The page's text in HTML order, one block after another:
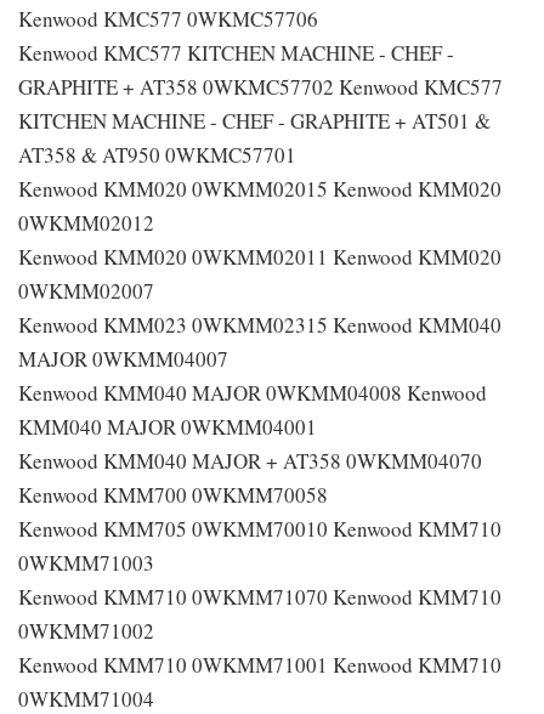
Kenwood KMC577 0WKMC57706
Kenwood KMC577 KITCHEN MACHINE - CHEF -
GRAPHITE + AT358 0WKMC57702 Kenwood KMC577
KITCHEN MACHINE - CHEF - GRAPHITE + AT501 &
AT358 & AT950 0WKMC57701
Kenwood KMM020 0WKMM02015 Kenwood KMM020
0WKMM02012
Kenwood KMM020 0WKMM02011 Kenwood KMM020
0WKMM02007
Kenwood KMM023 0WKMM02315 Kenwood KMM040
MAJOR 0WKMM04007
Kenwood KMM040 MAJOR 0WKMM04008 Kenwood
KMM040 MAJOR 0WKMM04001
Kenwood KMM040 MAJOR + AT358 0WKMM04070
Kenwood KMM700 0WKMM70058
Kenwood KMM705 0WKMM70010 Kenwood KMM710
0WKMM71003
Kenwood KMM710 0WKMM71070 Kenwood KMM710
0WKMM71002
Kenwood KMM710 0WKMM71001 Kenwood KMM710
0WKMM71004